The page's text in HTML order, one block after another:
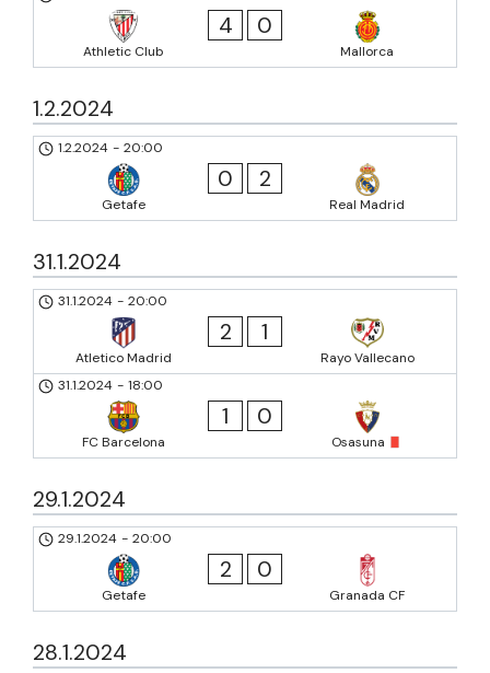
Athletic Club
4 0
Mallorca
1.2.2024
1.2.2024 - 20:00
Getafe
0 2
Real Madrid
31.1.2024
31.1.2024 - 20:00
Atletico Madrid
2 1
Rayo Vallecano
31.1.2024 - 18:00
FC Barcelona
1 0
Osasuna
29.1.2024
29.1.2024 - 20:00
Getafe
2 0
Granada CF
28.1.2024